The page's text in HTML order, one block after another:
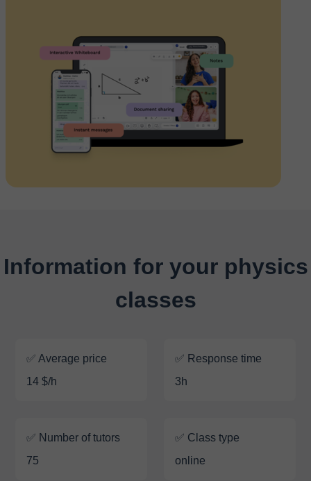
Information for your physics
classes
✅ Average price
14 $/h
✅ Response time
3h
✅ Number of tutors
75
✅ Class type
online